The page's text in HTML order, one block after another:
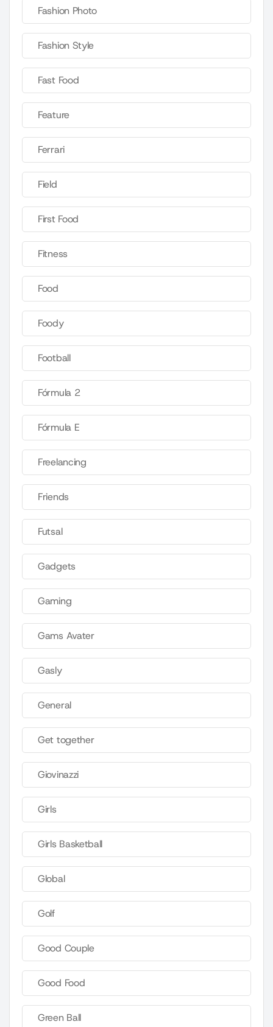
Fashion Photo
Fashion Style
Fast Food
Feature
Ferrari
Field
First Food
Fitness
Food
Foody
Football
Fórmula 2
Fórmula E
Freelancing
Friends
Futsal
Gadgets
Gaming
Gams Avater
Gasly
General
Get together
Giovinazzi
Girls
Girls Basketball
Global
Golf
Good Couple
Good Food
Green Ball